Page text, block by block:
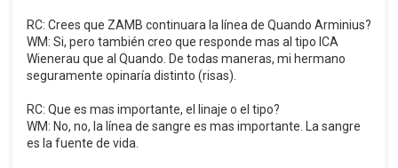
RC: Crees que ZAMB continuara la línea de Quando Arminius?
WM: Si, pero también creo que responde mas al tipo ICA
Wienerau que al Quando. De todas maneras, mi hermano
seguramente opinaría distinto (risas).
RC: Que es mas importante, el linaje o el tipo?
WM: No, no, la línea de sangre es mas importante. La sangre
es la fuente de vida.